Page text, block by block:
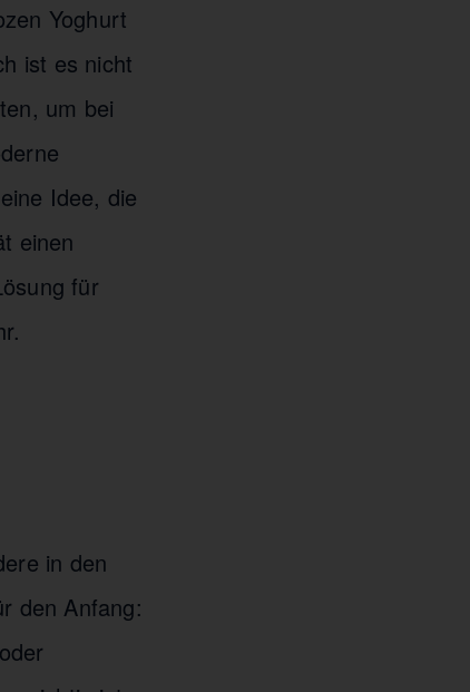
Yoghurt
ist es nicht
um bei
Idee, die
einen
für
in den
den Anfang: